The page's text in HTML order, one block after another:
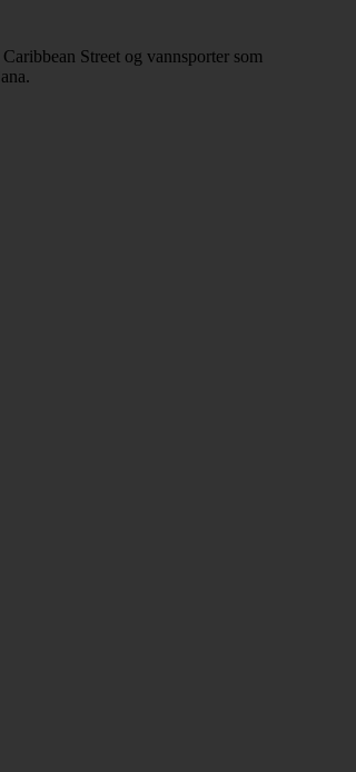
Street og vannsporter som